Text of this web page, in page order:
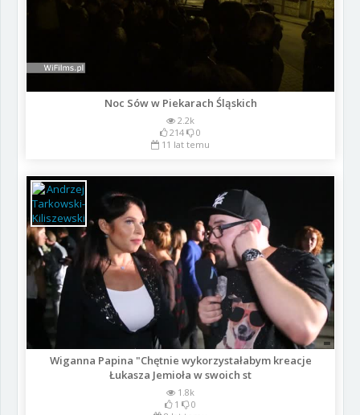
Noc Sów w Piekarach Śląskich
2.2k
214
0
11 lat temu
Wiganna Papina "Chętnie wykorzystałabym kreacje
Łukasza Jemioła w swoich st
1.8k
1
0